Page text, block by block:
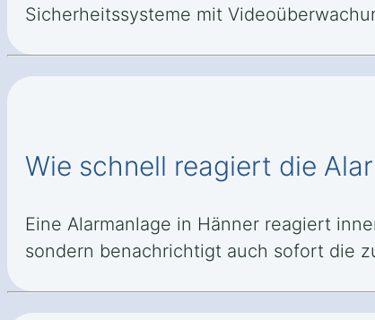
Sicherheitssysteme mit
Wie schnell reagiert die
Eine Alarmanlage in Hänner reagiert
sondern benachrichtigt auch sofort die